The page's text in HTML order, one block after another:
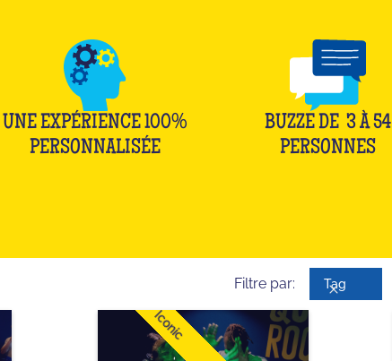
UNE EXPÉRIENCE 100%
PERSONNALISÉE
BUZZE DE 3À54
PERSONNES
Filtre par: Tag
Iconic